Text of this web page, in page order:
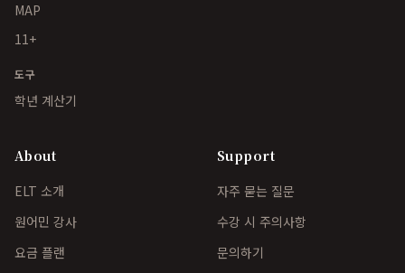
MAP
11+
도구
학년 계산기
About
ELT 소개
원어민 강사
요금 플랜
Support
자주 묻는 질문
수강 시 주의사항
문의하기